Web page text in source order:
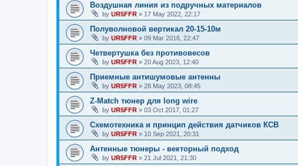
Воздушная линия из подручных материалов
by UR5FFR » 17 May 2022, 22:17
Полуволновой вертикал 20-15-10м
by UR5FFR » 09 Mar 2016, 22:47
Четвертушка без противовесов
by UR5FFR » 20 Aug 2023, 12:40
Приемные антишумовые антенны
by UR5FFR » 28 May 2023, 08:45
Z-Match тюнер для long wire
by UR5FFR » 03 Oct 2017, 01:27
Схемотехника и принцип действия датчиков КСВ
by UR5FFR » 10 Sep 2021, 20:31
Антенные тюнеры - векторный подход
by UR5FFR » 21 Jul 2021, 21:30